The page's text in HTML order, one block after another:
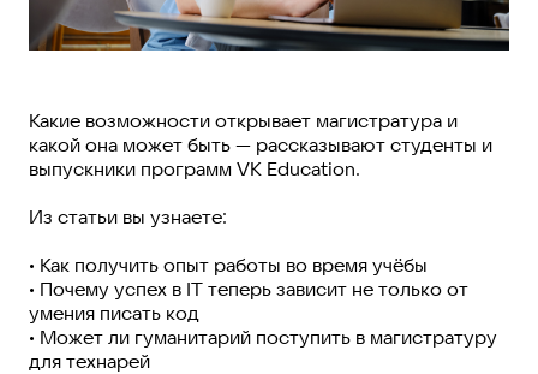
Какие возможности открывает магистратура и
какой она может быть — рассказывают студенты и
выпускники программ VK Education.
Из статьи вы узнаете:
• Как получить опыт работы во время учёбы
• Почему успех в IT теперь зависит не только от
умения писать код
• Может ли гуманитарий поступить в магистратуру
для технарей